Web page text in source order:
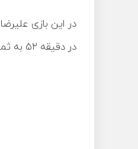
در این بازی علیرضا ابوالقاسمی
در دقیقه ۵۲ به ثمر رساند.